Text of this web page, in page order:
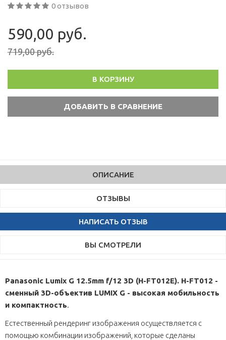
0 отзывов
590,00 руб.
719,00 руб.
В КОРЗИНУ
ОПИСАНИЕ
ОТЗЫВЫ
НАПИСАТЬ ОТЗЫВ
ВЫ СМОТРЕЛИ
Panasonic Lumix G 12.5mm f/12 3D (H-FT012E). H-FT012 -
сменный 3D-объектив LUMIX G - высокая мобильность
и компактность.
Естественный рендеринг изображения осуществляется с
помощью комбинации изображений, которые сделаны